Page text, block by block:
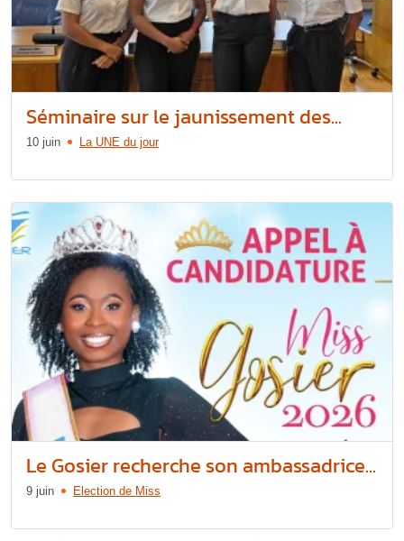
Séminaire sur le jaunissement des...
10 juin La UNE du jour
Le Gosier recherche son ambassadrice...
9 juin Election de Miss